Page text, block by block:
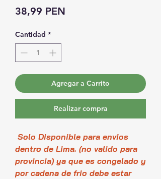
38,99 PEN
Cantidad *
Agregar a Carrito
Realizar compra
Solo Disponible para envios
dentro de Lima. (no valido para
provincia) ya que es congelado y
por cadena de frio debe estar